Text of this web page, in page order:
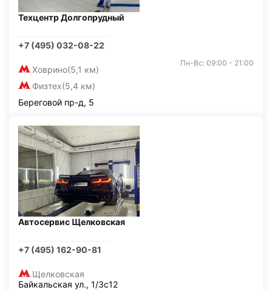
Техцентр Долгопрудный
+7 (495) 032-08-22
Ховрино(5,1 км)
Физтех(5,4 км)
Пн-Вс: 09:00 - 21:00
Береговой пр-д, 5
Автосервис Щелковская
+7 (495) 162-90-81
Щелковская
Байкальская ул., 1/3с12